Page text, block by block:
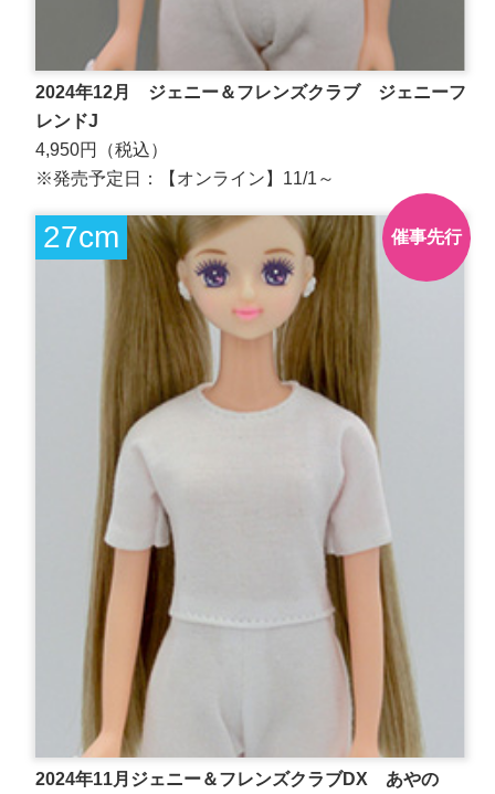
2024年12月 ジェニー＆フレンズクラブ ジェニーフ
レンドJ
4,950円（税込）
※発売予定日：【オンライン】11/1～
催事先行
27cm
2024年11⽉ジェニー＆フレンズクラブDX あやの